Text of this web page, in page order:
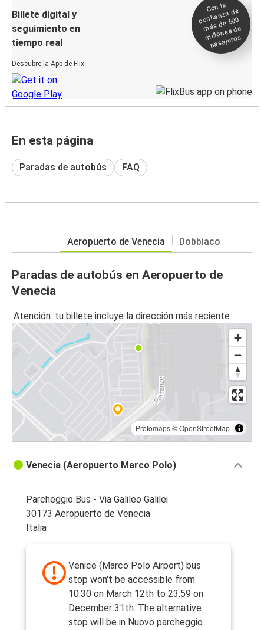
Billete digital y
seguimiento en
tiempo real
Descubre la App de Flix
Con la
confianza de
más de 500
millones de
pasajeros
En esta página
Paradas de autobús FAQ
Aeropuerto de Venecia Dobbiaco
Paradas de autobús en Aeropuerto de
Venecia
Atención: tu billete incluye la dirección más reciente.
Protomaps©OpenStreetMap
Venecia (Aeropuerto Marco Polo)
Parcheggio Bus - Via Galileo Galilei
30173 Aeropuerto de Venecia
Italia
Venice (Marco Polo Airport) bus
stop won't be accessible from
10:30 on March 12th to 23:59 on
December 31th. The alternative
stop will be in Nuovo parcheggio